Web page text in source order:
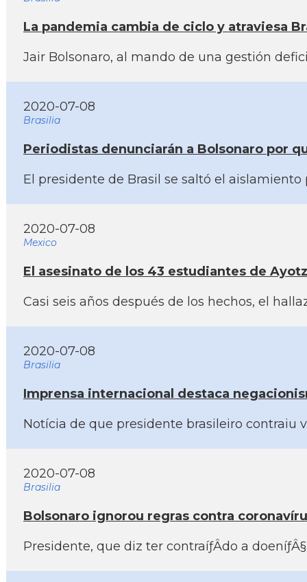
La pandemia cambia de ciclo y atraviesa
Jair Bolsonaro, al mando de una gestión
2020-07-08
Brasilia
Periodistas denunciarán a Bolsonaro por
El presidente de Brasil se saltó el
2020-07-08
Mexico
El asesinato de los 43 estudiantes de
Casi seis años después de los hechos, el
2020-07-08
Brasilia
Imprensa internacional destaca
Notí­cia de que presidente brasileiro contraiu
2020-07-08
Brasilia
Bolsonaro ignorou regras contra
Presidente, que diz ter contraíƒÂ­do a